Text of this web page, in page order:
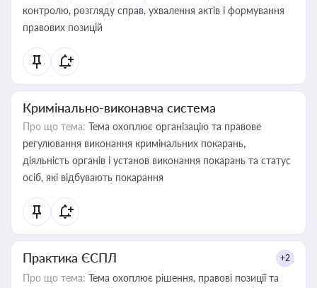
контролю, розгляду справ, ухвалення актів і формування
правових позицій
Кримінально-виконавча система
Про що тема: Тема охоплює організацію та правове
регулювання виконання кримінальних покарань,
діяльність органів і установ виконання покарань та статус
осіб, які відбувають покарання
Практика ЄСПЛ +2
Про що тема: Тема охоплює рішення, правові позиції та